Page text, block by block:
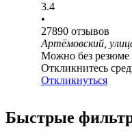
3.4
•
27890 отзывов
Артёмовский,
Можно без резюме
Откликнитесь
Откликнуться
Быстрые